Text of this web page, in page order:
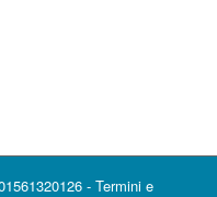
- Termini e